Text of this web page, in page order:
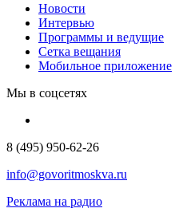
Новости
Интервью
Программы и ведущие
Сетка вещания
Мобильное приложение
Мы в соцсетях
8 (495) 950-62-26
info@govoritmoskva.ru
Реклама на радио